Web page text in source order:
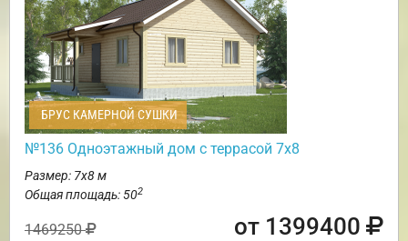
БРУС КАМЕРНОЙ СУШКИ
№136 Одноэтажный дом с террасой 7х8
Размер: 7х8 м
Общая площадь: 502
1469250 от 1399400